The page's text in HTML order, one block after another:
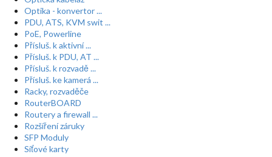
Optika - konvertor ...
PDU, ATS, KVM swit ...
PoE, Powerline
Přísluš. k aktivní ...
Přísluš. k PDU, AT ...
Přísluš. k rozvadě ...
Přísluš. ke kamerá ...
Racky, rozvaděče
RouterBOARD
Routery a firewall ...
Rozšíření záruky
SFP Moduly
Síťové karty